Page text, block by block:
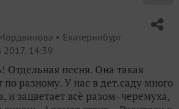
Екатеринбург
2017, 14:39
Отдельная песня. Она такая
по разному. У нас в дет.саду много
и зацветает всё разом- черемуха,